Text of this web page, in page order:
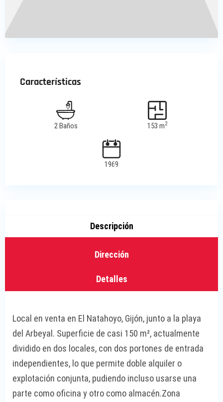
Características
2 Baños 153 m2
1969
Descripción
Dirección
Detalles
Local en venta en El Natahoyo, Gijón, junto a la playa
del Arbeyal. Superficie de casi 150 m², actualmente
dividido en dos locales, con dos portones de entrada
independientes, lo que permite doble alquiler o
explotación conjunta, pudiendo incluso usarse una
parte como oficina y otro como almacén.Zona